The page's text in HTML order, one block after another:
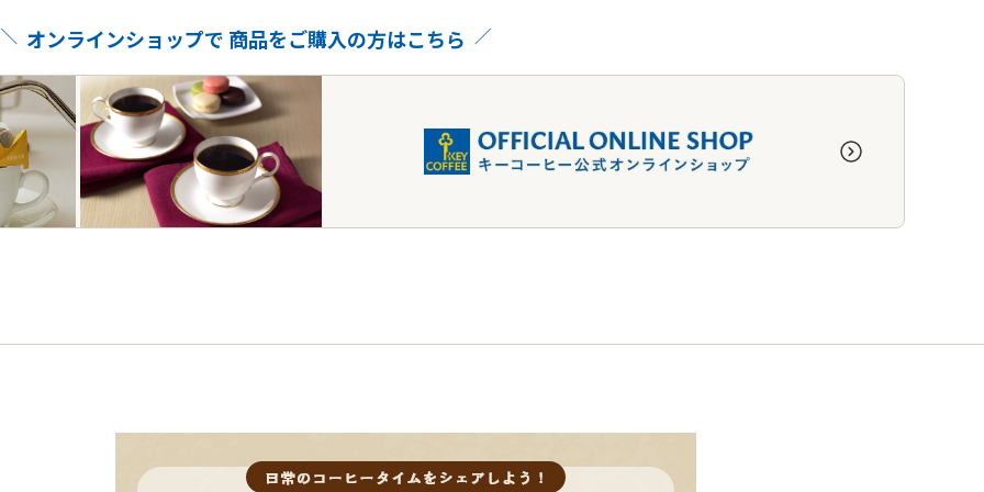
オンラインショップで 商品をご購入の方はこちら